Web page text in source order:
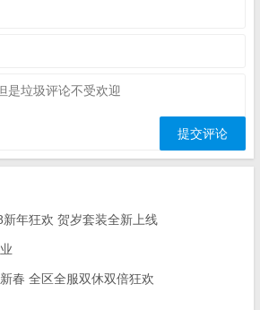
新年狂欢 贺岁套装全新上线
春 全区全服双休双倍狂欢